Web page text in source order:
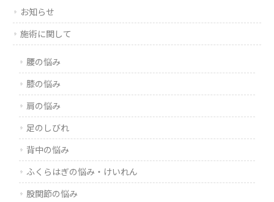
お知らせ
施術に関して
腰の悩み
膝の悩み
肩の悩み
足のしびれ
背中の悩み
ふくらはぎの悩み・けいれん
股関節の悩み